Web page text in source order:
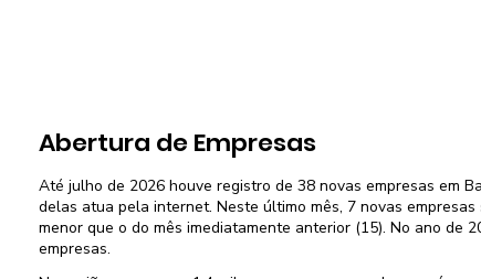
Abertura de Empresas
Até julho de 2026 houve registro de 38 novas empresas em
delas atua pela internet. Neste último mês, 7 novas
menor que o do mês imediatamente anterior (15). No ano de
empresas.